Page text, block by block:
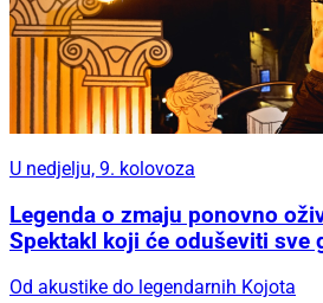
U nedjelju, 9. kolovoza
Legenda o zmaju ponovno
Spektakl koji će oduševiti sve
Od akustike do legendarnih Kojota